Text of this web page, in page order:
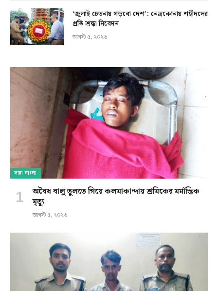
‘জুলাই চেতনায় গড়বো দেশ’: নেত্রকোনায় শহীদদের
প্রতি শ্রদ্ধা নিবেদন
আগস্ট ৫, ২০২৬
সারা বাংলা
অবৈধ বালু তুলতে গিয়ে কলমাকান্দায় শ্রমিকের মর্মান্তিক
মৃত্যু
আগস্ট ৫, ২০২৬